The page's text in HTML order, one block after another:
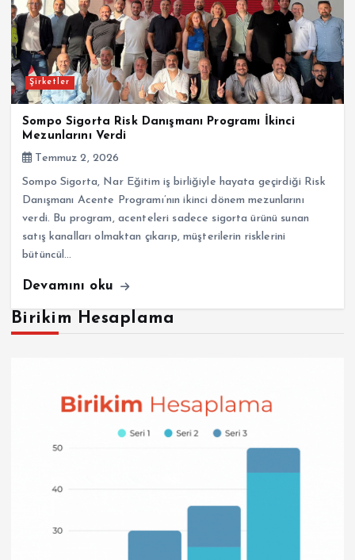
Şirketler
Sompo Sigorta Risk Danışmanı Programı İkinci
Mezunlarını Verdi
Temmuz 2, 2026
Sompo Sigorta, Nar Eğitim iş birliğiyle hayata geçirdiği Risk
Danışmanı Acente Programı’nın ikinci dönem mezunlarını
verdi. Bu program, acenteleri sadece sigorta ürünü sunan
satış kanalları olmaktan çıkarıp, müşterilerin risklerini
bütüncül…
Devamını oku
Birikim Hesaplama